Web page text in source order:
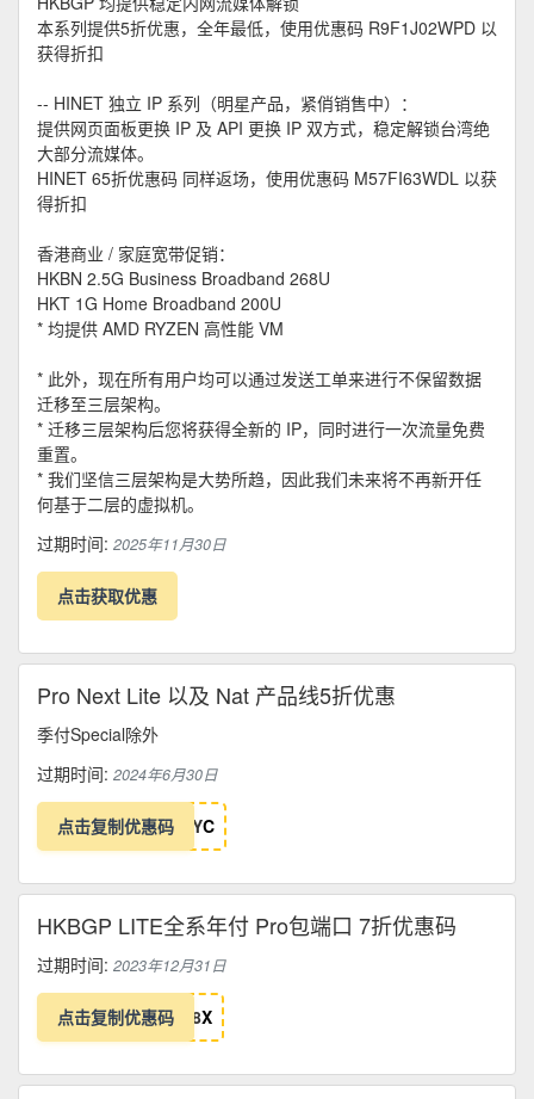
本系列提供5折优惠，全年最低，使用优惠码 R9F1J02WPD 以
获得折扣
-- HINET 独立 IP 系列（明星产品，紧俏销售中）：
提供网页面板更换 IP 及 API 更换 IP 双方式，稳定解锁台湾绝
大部分流媒体。
HINET 65折优惠码 同样返场，使用优惠码 M57FI63WDL 以获
得折扣
香港商业 / 家庭宽带促销：
HKBN 2.5G Business Broadband 268U
HKT 1G Home Broadband 200U
* 均提供 AMD RYZEN 高性能 VM
* 此外，现在所有用户均可以通过发送工单来进行不保留数据
迁移至三层架构。
* 迁移三层架构后您将获得全新的 IP，同时进行一次流量免费
重置。
* 我们坚信三层架构是大势所趋，因此我们未来将不再新开任
何基于二层的虚拟机。
过期时间: 2025年11月30日
点击获取优惠
Pro Next Lite 以及 Nat 产品线5折优惠
季付Special除外
过期时间: 2024年6月30日
点击复制优惠码 YC
HKBGP LITE全系年付 Pro包端口 7折优惠码
过期时间: 2023年12月31日
点击复制优惠码 8X